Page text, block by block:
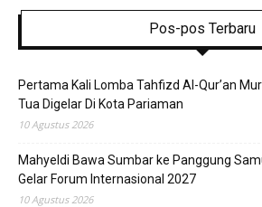
Pos-pos Terbaru
Pertama Kali Lomba Tahfizd Al-Qur’an
Tua Digelar Di Kota Pariaman
10 Agustus 2026
Mahyeldi Bawa Sumbar ke Panggung
Gelar Forum Internasional 2027
10 Agustus 2026